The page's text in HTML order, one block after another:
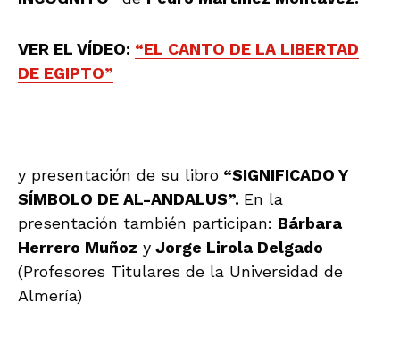
VER EL VÍDEO: “EL CANTO DE LA LIBERTAD
DE EGIPTO”
y presentación de su libro “SIGNIFICADO Y
SÍMBOLO DE AL-ANDALUS”. En la
presentación también participan: Bárbara
Herrero Muñoz y Jorge Lirola Delgado
(Profesores Titulares de la Universidad de
Almería)